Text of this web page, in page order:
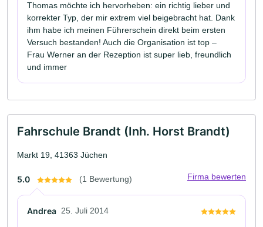
Thomas möchte ich hervorheben: ein richtig lieber und
korrekter Typ, der mir extrem viel beigebracht hat. Dank
ihm habe ich meinen Führerschein direkt beim ersten
Versuch bestanden! Auch die Organisation ist top –
Frau Werner an der Rezeption ist super lieb, freundlich
und immer
Fahrschule Brandt (Inh. Horst Brandt)
Markt 19, 41363 Jüchen
5.0 (1 Bewertung) Firma bewerten
Andrea 25. Juli 2014